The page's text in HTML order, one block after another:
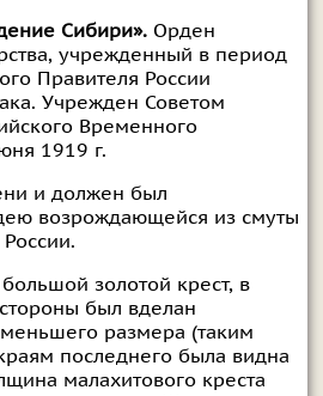
Сибири».Орден
учрежденный в период
Правителя России
Учрежден Советом
Временного
1919 г.
и должен был
возрождающейся из смуты
золотой крест, в
был вделан
размера (таким
последнего была видна
малахитового креста